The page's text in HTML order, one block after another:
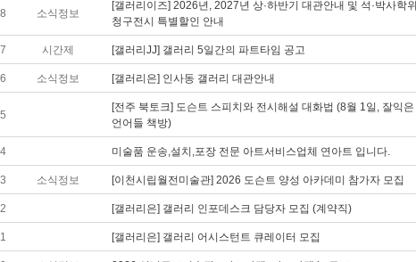
소식정보
[갤러리이즈] 2026년, 2027년 상·하반기 대관안내 및 석·박사학위
청구전시 특별할인 안내
시간제 [갤러리JJ] 갤러리 5일간의 파트타임 공고
소식정보 [갤러리은] 인사동 갤러리 대관안내
[전주 북토크] 도슨트 스피치와 전시해설 대화법 (8월 1일, 잘익은
언어들 책방)
미술품 운송,설치,포장 전문 아트서비스업체 연아트 입니다.
소식정보 [이천시립월전미술관] 2026 도슨트 양성 아카데미 참가자 모집
[갤러리은] 갤러리 인포데스크 담당자 모집 (계약직)
[갤러리은] 갤러리 어시스턴트 큐레이터 모집